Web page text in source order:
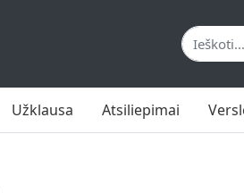
Užklausa Atsiliepimai